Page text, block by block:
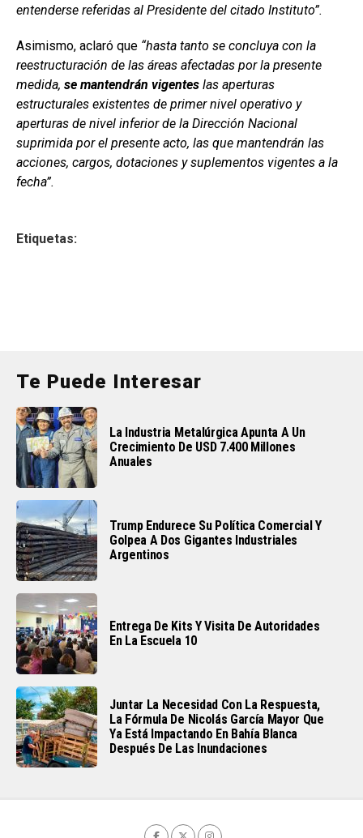
entenderse referidas al Presidente del citado Instituto”.
Asimismo, aclaró que “hasta tanto se concluya con la
reestructuración de las áreas afectadas por la presente
medida, se mantendrán vigentes las aperturas
estructurales existentes de primer nivel operativo y
aperturas de nivel inferior de la Dirección Nacional
suprimida por el presente acto, las que mantendrán las
acciones, cargos, dotaciones y suplementos vigentes a la
fecha”.
Etiquetas:
Te Puede Interesar
La Industria Metalúrgica Apunta A Un
Crecimiento De USD 7.400 Millones
Anuales
Trump Endurece Su Política Comercial Y
Golpea A Dos Gigantes Industriales
Argentinos
Entrega De Kits Y Visita De Autoridades
En La Escuela 10
Juntar La Necesidad Con La Respuesta,
La Fórmula De Nicolás García Mayor Que
Ya Está Impactando En Bahía Blanca
Después De Las Inundaciones